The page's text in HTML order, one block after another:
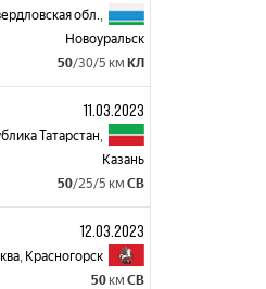
обл.,
Новоуральск
50/30/5 км КЛ
11.03.2023
Татарстан,
Казань
50/25/5 км СВ
12.03.2023
, Красногорск
50 км СВ